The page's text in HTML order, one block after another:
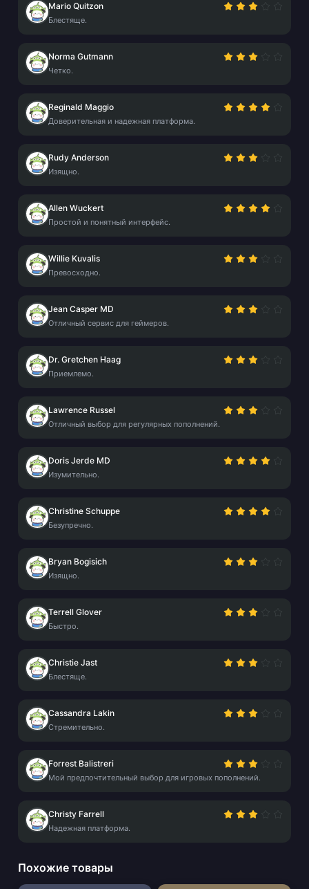
Mario Quitzon
Блестяще.
Norma Gutmann
Четко.
Reginald Maggio
Доверительная и надежная платформа.
Rudy Anderson
Изящно.
Allen Wuckert
Простой и понятный интерфейс.
Willie Kuvalis
Превосходно.
Jean Casper MD
Отличный сервис для геймеров.
Dr. Gretchen Haag
Приемлемо.
Lawrence Russel
Отличный выбор для регулярных пополнений.
Doris Jerde MD
Изумительно.
Christine Schuppe
Безупречно.
Bryan Bogisich
Изящно.
Terrell Glover
Быстро.
Christie Jast
Блестяще.
Cassandra Lakin
Стремительно.
Forrest Balistreri
Мой предпочтительный выбор для игровых пополнений.
Christy Farrell
Надежная платформа.
Похожие товары